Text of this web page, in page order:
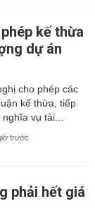
kế thừa
dự án
cho phép các
kế thừa, tiếp
vụ tài...
trước
phải hết giá